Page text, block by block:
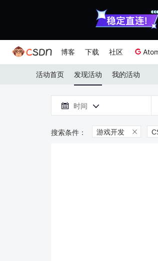
博客 下载 社区
活动首页 发现活动 我的活动
 时间 
游戏开发 